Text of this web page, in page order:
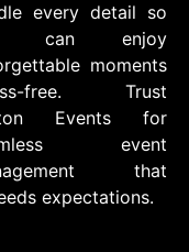
every detail so
can enjoy
moments
free. Trust
Events for
event
that
expectations.